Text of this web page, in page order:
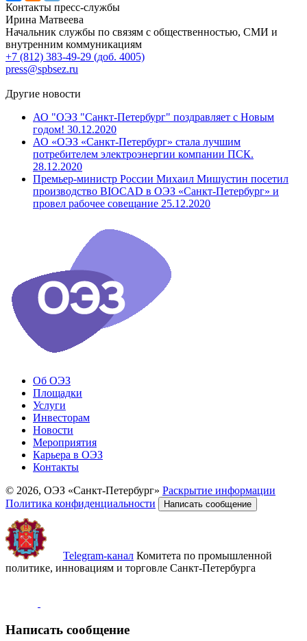
Контакты пресс-службы
Ирина Матвеева
Начальник службы по связям с общественностью, СМИ и
внутренним коммуникациям
+7 (812) 383-49-29 (доб. 4005)
press@spbsez.ru
Другие новости
АО "ОЭЗ "Санкт-Петербург" поздравляет с Новым
годом! 30.12.2020
АО «ОЭЗ «Санкт-Петербург» стала лучшим
потребителем электроэнергии компании ПСК.
28.12.2020
Премьер-министр России Михаил Мишустин посетил
производство BIOCAD в ОЭЗ «Санкт-Петербург» и
провел рабочее совещание 25.12.2020
Об ОЭЗ
Площадки
Услуги
Инвесторам
Новости
Мероприятия
Карьера в ОЭЗ
Контакты
© 2026, ОЭЗ «Санкт-Петербург» Раскрытие информации
Политика конфиденциальности
Написать сообщение
Telegram-канал Комитета по промышленной
политике, инновациям и торговле Санкт-Петербурга
Написать сообщение